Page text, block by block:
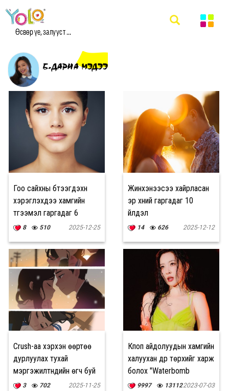
Өсвөр үе, залууст ...
Б.ДАРИА МЭДЭЭ
Гоо сайхны бүтээгдэхүүн
хэрэглэхдээ хамгийн
түгээмэл гаргадаг 6
АЛДАА
8 510 2025-12-25
Жинхэнээсээ хайрласан
эр хүний гаргадаг 10
үйлдэл
14 626 2025-12-12
Crush-аа хэрхэн өөртөө
дурлуулах тухай
мэргэжилтнүүдийн өгч буй
10 зөвлөгөө
3 702 2025-11-25
Кпоп айдолуудын хамгийн
халуухан дүр төрхийг харж
болох "Waterbomb
Festival"-с онцлох 10 уран
9997 131122023-07-03